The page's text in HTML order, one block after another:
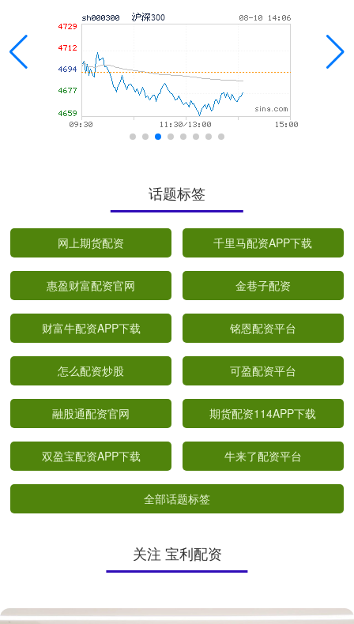
话题标签
网上期货配资 千里马配资APP下载
惠盈财富配资官网 金巷子配资
财富牛配资APP下载 铭恩配资平台
怎么配资炒股 可盈配资平台
融股通配资官网 期货配资114APP下载
双盈宝配资APP下载 牛来了配资平台
全部话题标签
关注 宝利配资